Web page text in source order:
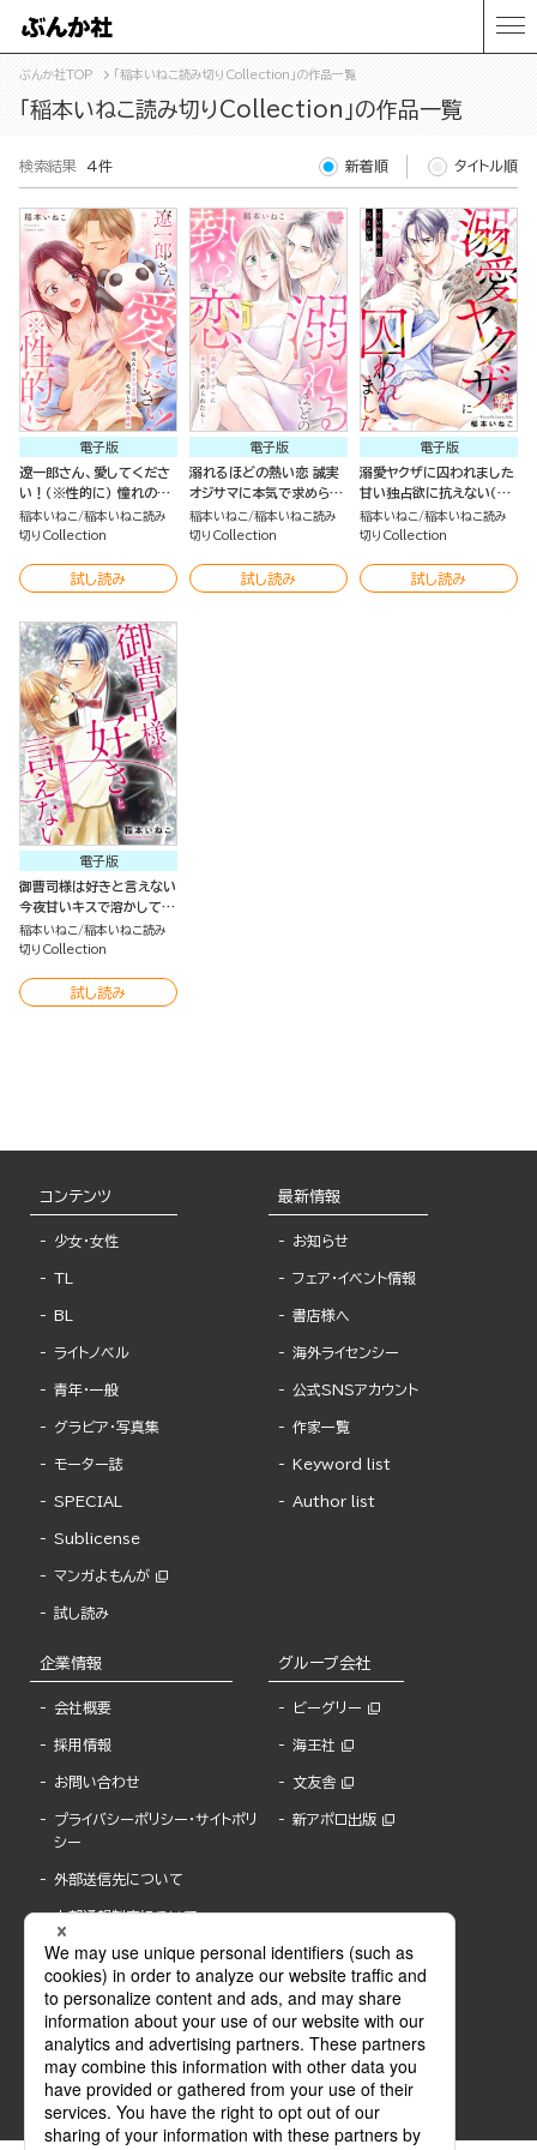
ぶんか社TOP 「稲本いねこ読み切りCollection」の作品一覧
「稲本いねこ読み切りCollection」の作品一覧
検索結果 4件 新着順 タイトル順
電子版
遼一郎さん、愛してくださ
い！（※性的に） 憧れのオ
ジサマ上司は私推しの隠れ
絶倫（単話版）
稲本いねこ 稲本いねこ読み
切りCollection
試し読み
電子版
溺れるほどの熱い恋 誠実
オジサマに本気で求められ
たら…（単話版）
稲本いねこ 稲本いねこ読み
切りCollection
試し読み
電子版
溺愛ヤクザに囚われました
甘い独占欲に抗えない（単
話版）
稲本いねこ 稲本いねこ読み
切りCollection
試し読み
電子版
御曹司様は好きと言えない
今夜甘いキスで溶かして
（単話版）
稲本いねこ 稲本いねこ読み
切りCollection
試し読み
コンテンツ
少女・女性
TL
BL
ライトノベル
青年・一般
グラビア・写真集
モーター誌
SPECIAL
Sublicense
マンガよもんが
試し読み
最新情報
お知らせ
フェア・イベント情報
書店様へ
海外ライセンシー
公式SNSアカウント
作家一覧
Keyword list
Author list
企業情報
会社概要
採用情報
お問い合わせ
プライバシーポリシー・サイトポリ
シー
外部送信先について
内部通報制度について
グループ会社
ビーグリー
海王社
文友舎
新アポロ出版